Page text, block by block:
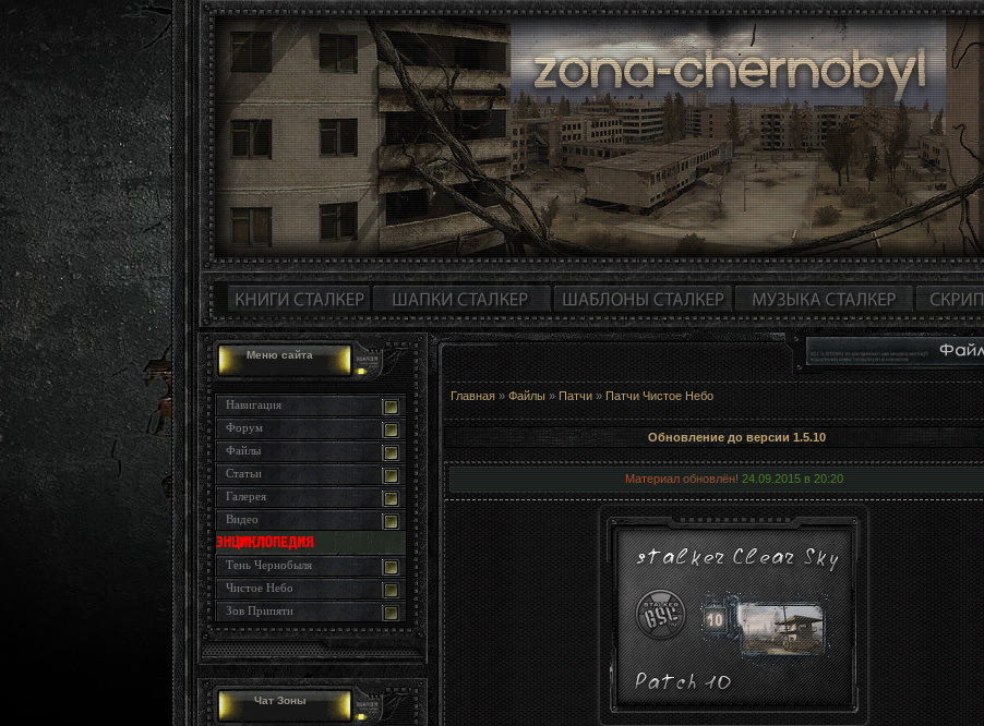
Меню сайта
Навигация
Форум
Файлы
Статьи
Галерея
Видео
Тень Чернобыля
Чистое Небо
Зов Припяти
Чат Зоны
Главная » Файлы » Патчи » Патчи Чистое Небо
Обновление до версии 1.5.10
Материал обновлён! 24.09.2015 в 20:20